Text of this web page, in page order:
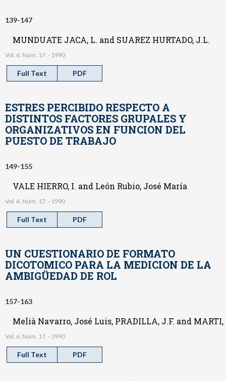
139-147
MUNDUATE JACA, L. and SUAREZ HURTADO, J.L.
Vol. 6. Núm. 17. - 1990
Full Text PDF
ESTRES PERCIBIDO RESPECTO A
DISTINTOS FACTORES GRUPALES Y
ORGANIZATIVOS EN FUNCION DEL
PUESTO DE TRABAJO
149-155
VALE HIERRO, I. and León Rubio, José María
Vol. 6. Núm. 17. - 1990
Full Text PDF
UN CUESTIONARIO DE FORMATO
DICOTOMICO PARA LA MEDICION DE LA
AMBIGÜEDAD DE ROL
157-163
Melià Navarro, José Luis, PRADILLA, J.F. and MARTI,
Vol. 6. Núm. 17. - 1990
Full Text PDF